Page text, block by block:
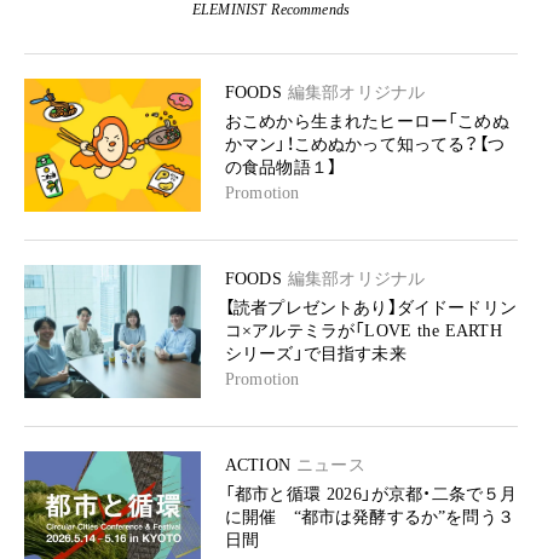
ELEMINIST Recommends
FOODS 編集部オリジナル
おこめから生まれたヒーロー「こめぬ
かマン」！こめぬかって知ってる？【つ
の食品物語１】
Promotion
FOODS 編集部オリジナル
【読者プレゼントあり】ダイドードリン
コ×アルテミラが「LOVE the EARTH
シリーズ」で目指す未来
Promotion
ACTION ニュース
「都市と循環 2026」が京都・二条で５月
に開催 “都市は発酵するか”を問う３
日間